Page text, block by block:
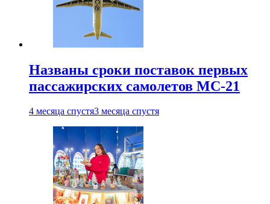
Названы сроки поставок первых
пассажирских самолетов МС-21
4 месяца спустя3 месяца спустя